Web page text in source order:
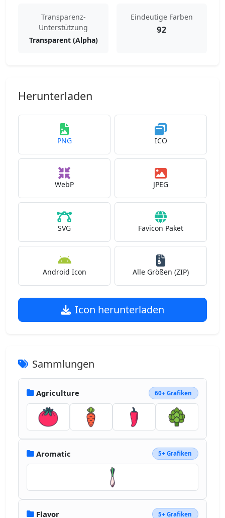
Transparenz-
Unterstützung
Transparent (Alpha)
Eindeutige Farben
92
Herunterladen
PNG ICO
WebP JPEG
SVG Favicon Paket
Android Icon Alle Größen (ZIP)
Icon herunterladen
Sammlungen
Agriculture 60+ Grafiken
Aromatic 5+ Grafiken
Flavor 5+ Grafiken